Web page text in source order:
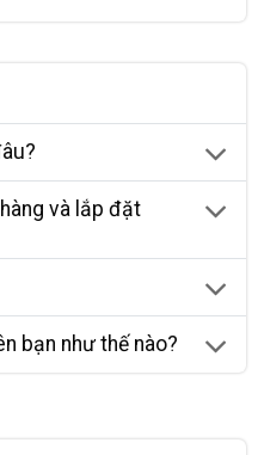
và lắp đặt
bạn như thế nào?